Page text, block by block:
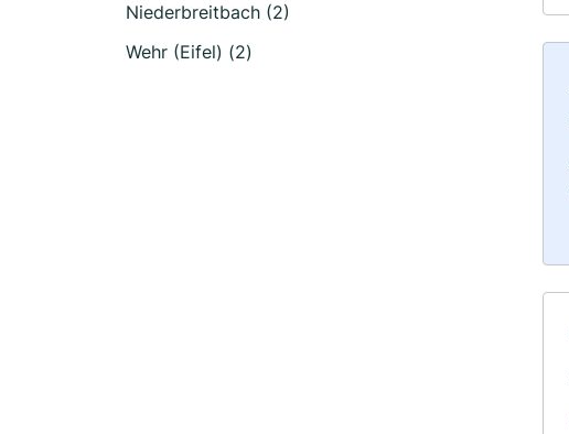
Niederbreitbach (2)
Wehr (Eifel) (2)